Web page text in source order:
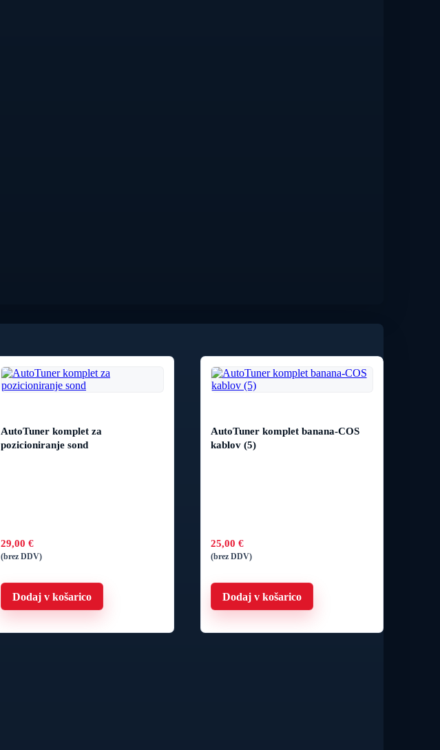
AutoTuner komplet za
pozicioniranje sond
29,00 €
(brez DDV)
Dodaj v košarico
AutoTuner komplet banana-COS
kablov (5)
25,00 €
(brez DDV)
Dodaj v košarico